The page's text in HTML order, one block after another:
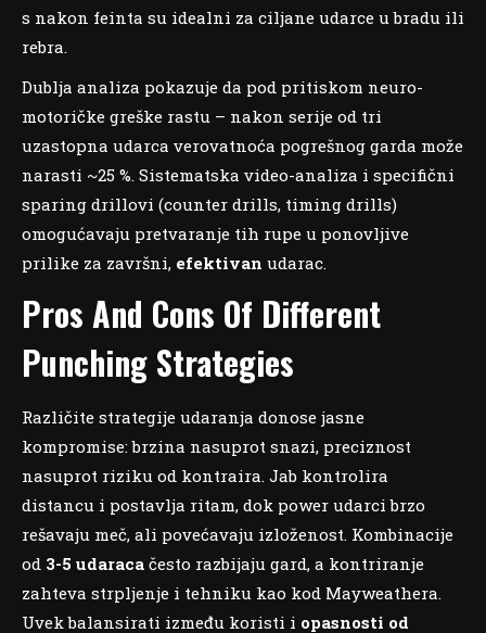
s nakon feinta su idealni za ciljane udarce u bradu ili
rebra.
Dublja analiza pokazuje da pod pritiskom neuro-
motoričke greške rastu – nakon serije od tri
uzastopna udarca verovatnoća pogrešnog garda može
narasti ~25 %. Sistematska video-analiza i specifični
sparing drillovi (counter drills, timing drills)
omogućavaju pretvaranje tih rupe u ponovljive
prilike za završni, efektivan udarac.
Pros And Cons Of Different
Punching Strategies
Različite strategije udaranja donose jasne
kompromise: brzina nasuprot snazi, preciznost
nasuprot riziku od kontraira. Jab kontrolira
distancu i postavlja ritam, dok power udarci brzo
rešavaju meč, ali povećavaju izloženost. Kombinacije
od 3-5 udaraca često razbijaju gard, a kontriranje
zahteva strpljenje i tehniku kao kod Mayweathera.
Uvek balansirati između koristi i opasnosti od